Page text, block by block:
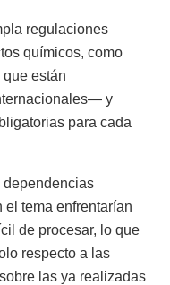
regulaciones
químicos, como
están
y
para cada
dependencias
tema enfrentarían
de procesar, lo que
respecto a las
las ya realizadas